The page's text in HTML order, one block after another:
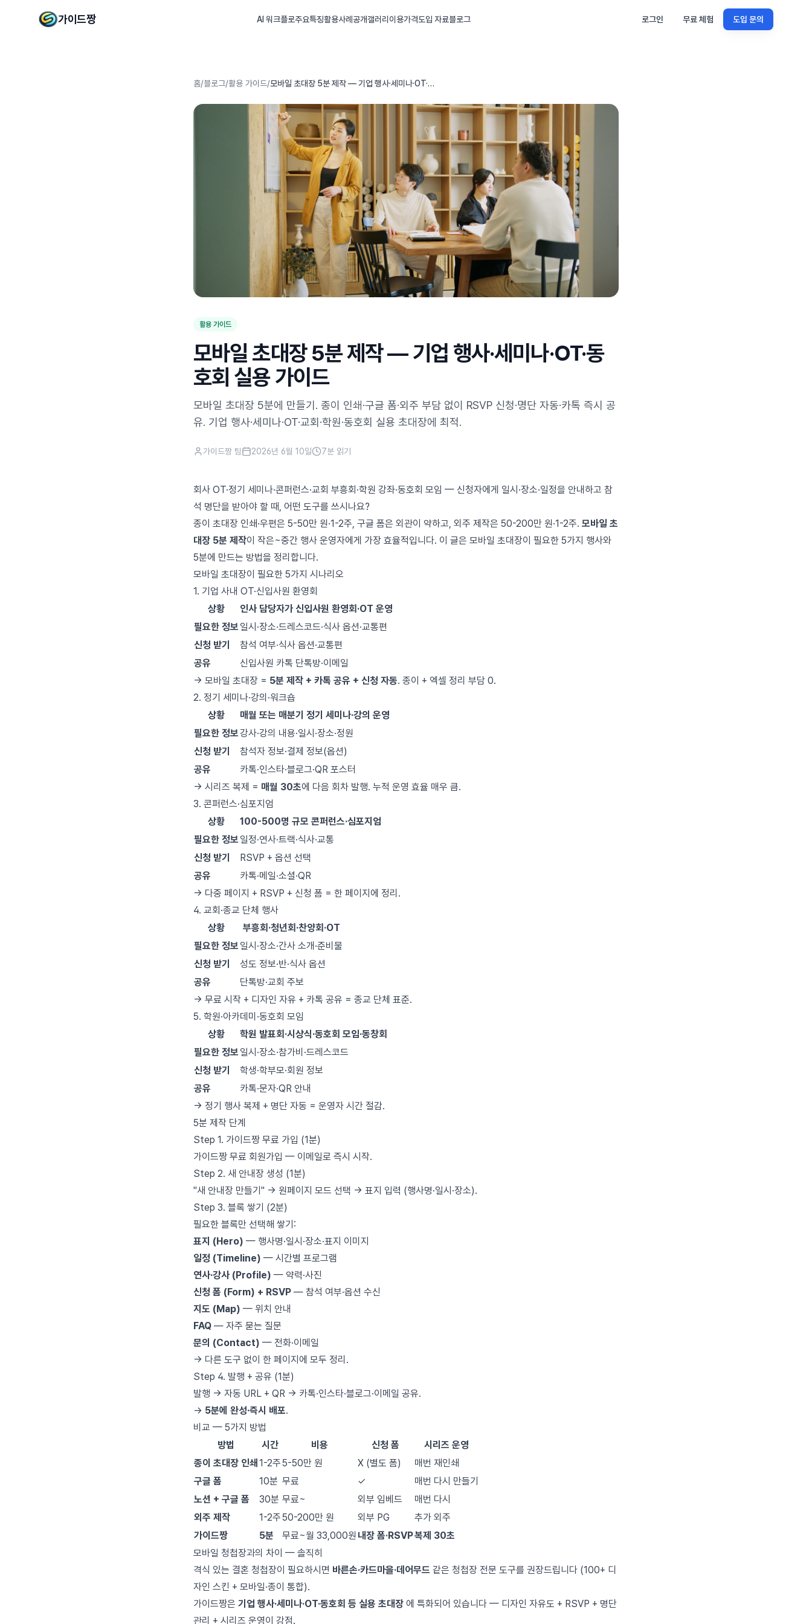
가이드짱 AI 워크플로주요특징활용사례공개갤러리 이용가격도입 자료블로그 로그인 무료 체험 도입 문의
홈/블로그/활용 가이드/모바일 초대장 5분 제작 — 기업 행사·세미나·OT·동
활용 가이드
모바일 초대장 5분 제작 — 기업 행사·세미나·OT·동
호회 실용 가이드
모바일 초대장 5분에 만들기. 종이 인쇄·구글 폼·외주 부담 없이 RSVP 신청·명단 자동·카톡 즉시 공
유. 기업 행사·세미나·OT·교회·학원·동호회 실용 초대장에 최적.
가이드짱 팀 2026년 6월 10일 7분 읽기
회사 OT·정기 세미나·콘퍼런스·교회 부흥회·학원 강좌·동호회 모임 — 신청자에게 일시·장소·일정을 안내하고 참
석 명단을 받아야 할 때, 어떤 도구를 쓰시나요?
종이 초대장 인쇄·우편은 5-50만 원·1-2주, 구글 폼은 외관이 약하고, 외주 제작은 50-200만 원·1-2주. 모바일 초
대장 5분 제작이 작은~중간 행사 운영자에게 가장 효율적입니다. 이 글은 모바일 초대장이 필요한 5가지 행사와
5분에 만드는 방법을 정리합니다.
모바일 초대장이 필요한 5가지 시나리오
1. 기업 사내 OT·신입사원 환영회
상황
인사 담당자가 신입사원 환영회·OT 운영
필요한 정보 일시·장소·드레스코드·식사 옵션·교통편
신청 받기
참석 여부·식사 옵션·교통편
공유
신입사원 카톡 단톡방·이메일
→ 모바일 초대장 = 5분 제작 + 카톡 공유 + 신청 자동. 종이 + 엑셀 정리 부담 0.
2. 정기 세미나·강의·워크숍
상황
매월 또는 매분기 정기 세미나·강의 운영
필요한 정보강사·강의 내용·일시·장소·정원
신청 받기
참석자 정보·결제 정보(옵션)
공유
카톡·인스타·블로그·QR 포스터
→ 시리즈 복제 = 매월 30초에 다음 회차 발행. 누적 운영 효율 매우 큼.
3. 콘퍼런스·심포지엄
상황
100-500명 규모 콘퍼런스·심포지엄
필요한 정보 일정·연사·트랙·식사·교통
신청 받기
RSVP + 옵션 선택
공유
카톡·메일·소셜·QR
→ 다중 페이지 + RSVP + 신청 폼 = 한 페이지에 정리.
4. 교회·종교 단체 행사
상황
부흥회·청년회·찬양회·OT
필요한 정보 일시·장소·간사 소개·준비물
신청 받기
성도 정보·반·식사 옵션
공유
단톡방·교회 주보
→ 무료 시작 + 디자인 자유 + 카톡 공유 = 종교 단체 표준.
5. 학원·아카데미·동호회 모임
상황
학원 발표회·시상식·동호회 모임·동창회
필요한 정보 일시·장소·참가비·드레스코드
신청 받기
학생·학부모·회원 정보
공유
카톡·문자·QR 안내
→ 정기 행사 복제 + 명단 자동 = 운영자 시간 절감.
5분 제작 단계
Step 1. 가이드짱 무료 가입 (1분)
가이드짱 무료 회원가입 — 이메일로 즉시 시작.
Step 2. 새 안내장 생성 (1분)
"새 안내장 만들기" → 원페이지 모드 선택 → 표지 입력 (행사명·일시·장소).
Step 3. 블록 쌓기 (2분)
필요한 블록만 선택해 쌓기:
표지 (Hero) — 행사명·일시·장소·표지 이미지
일정 (Timeline) — 시간별 프로그램
연사·강사 (Profile) — 약력·사진
신청 폼 (Form) + RSVP — 참석 여부·옵션 수신
지도 (Map) — 위치 안내
FAQ — 자주 묻는 질문
문의 (Contact) — 전화·이메일
→ 다른 도구 없이 한 페이지에 모두 정리.
Step 4. 발행 + 공유 (1분)
발행 → 자동 URL + QR → 카톡·인스타·블로그·이메일 공유.
→ 5분에 완성·즉시 배포.
비교 — 5가지 방법
방법
시간 비용 신청 폼
시리즈 운영
종이 초대장 인쇄 1-2주5-50만 원 X (별도 폼)
매번 재인쇄
구글 폼
10분 무료 ✓
매번 다시 만들기
노션 + 구글 폼
30분 무료~ 외부 임베드
매번 다시
외주 제작
1-2주50-200만 원 외부 PG
추가 외주
가이드짱
5분 무료~월 33,000원 내장 폼·RSVP복제 30초
모바일 청첩장과의 차이 — 솔직히
격식 있는 결혼 청첩장이 필요하시면 바른손·카드마을·데어무드 같은 청첩장 전문 도구를 권장드립니다 (100+ 디
자인 스킨 + 모바일·종이 통합).
가이드짱은 기업 행사·세미나·OT·동호회 등 실용 초대장 에 특화되어 있습니다 — 디자인 자유도 + RSVP + 명단
관리 + 시리즈 운영이 강점.